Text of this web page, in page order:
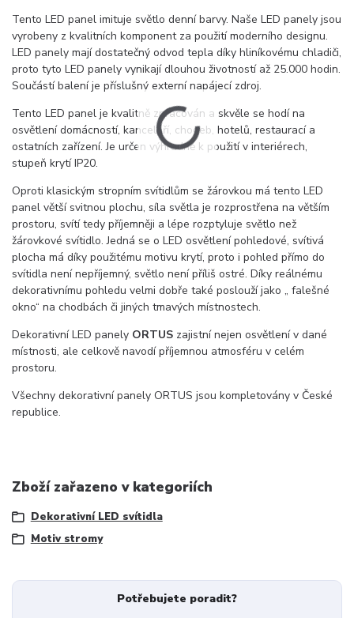
Tento LED panel imituje světlo denní barvy. Naše LED panely jsou
vyrobeny z kvalitních komponent za použití moderního designu.
LED panely mají dostatečný odvod tepla díky hliníkovému chladiči,
proto tyto LED panely vynikají dlouhou životností až 25.000 hodin.
Součástí balení je příslušný externí napájecí zdroj.
Tento LED panel je kvalitně zpracován a skvěle se hodí na
osvětlení domácností, kanceláří, chodeb, hotelů, restaurací a
ostatních zařízení. Je určen výhradně k použití v interiérech,
stupeň krytí IP20.
Oproti klasickým stropním svítidlům se žárovkou má tento LED
panel větší svitnou plochu, síla světla je rozprostřena na větším
prostoru, svítí tedy příjemněji a lépe rozptyluje světlo než
žárovkové svítidlo. Jedná se o LED osvětlení pohledové, svítivá
plocha má díky použitému motivu krytí, proto i pohled přímo do
svítidla není nepříjemný, světlo není příliš ostré. Díky reálnému
dekorativnímu pohledu velmi dobře také poslouží jako „ falešné
okno“ na chodbách či jiných tmavých místnostech.
Dekorativní LED panely ORTUS zajistní nejen osvětlení v dané
místnosti, ale celkově navodí příjemnou atmosféru v celém
prostoru.
Všechny dekorativní panely ORTUS jsou kompletovány v České
republice.
Zboží zařazeno v kategoriích
Dekorativní LED svítidla
Motiv stromy
Potřebujete poradit?